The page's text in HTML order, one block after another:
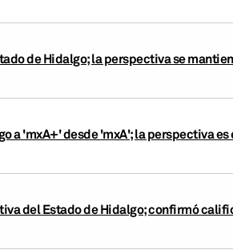
de Hidalgo; la perspectiva se
a 'mxA+' desde 'mxA'; la perspectiva
del Estado de Hidalgo; confirmó